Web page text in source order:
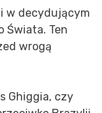
w decydującym
Świata. Ten
wrogą
Ghiggia, czy